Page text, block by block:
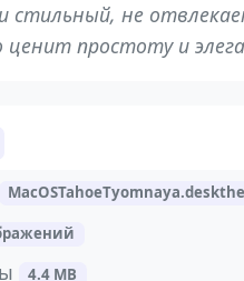
стильный, не
ценит простоту и
4.4 MB